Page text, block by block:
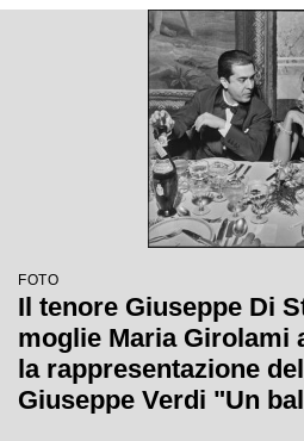
1958 del Teatro alla
FOTO
Il tenore Giuseppe Di
moglie Maria Girolami
la rappresentazione
Giuseppe Verdi "Un